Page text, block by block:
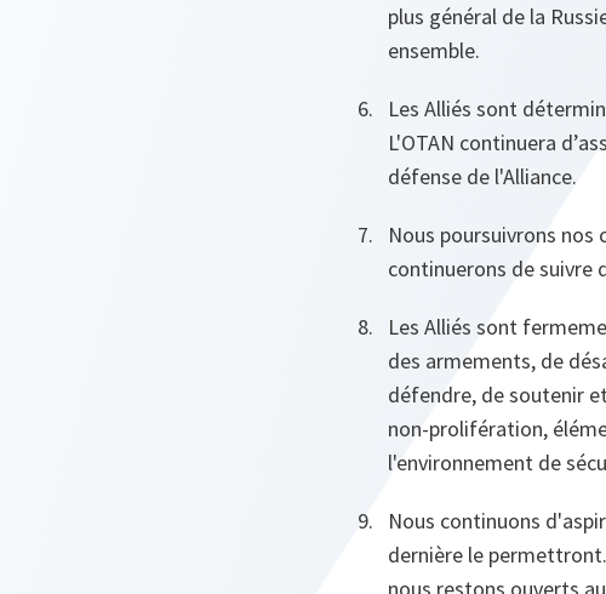
plus général de la
ensemble.
Les Alliés sont
L'OTAN continuera
défense de l'Alliance.
Nous poursuivrons
continuerons de suivre
Les Alliés sont
des armements, de
défendre, de soutenir
non-prolifération,
l'environnement de
Nous continuons
dernière le
nous restons ouverts